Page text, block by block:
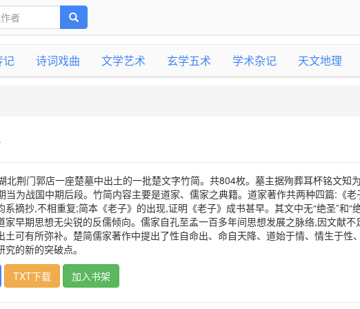
记 诗词戏曲 文学艺术 玄学五术 学术杂记 天文地理
北荆门郭店一座楚墓中出土的一批楚文字竹简。共804枚。墓主据殉葬耳杯铭文知
当为战国中期后段。竹简内容主要是道家、儒家之典籍。道家著作共两种四篇:《老
系摘抄,不相重复;简本《老子》的出现,证明《老子》成书甚早。其文中无“绝圣”和“
家早期思想无尖锐的反儒倾向。儒家自孔至孟一百多年间思想发展之脉络,因文献不
土可有所弥补。楚简儒家著作中提出了性自命出、命自天降、道始于情、情生于性
的新的突破点。
TXT下载 加入书架